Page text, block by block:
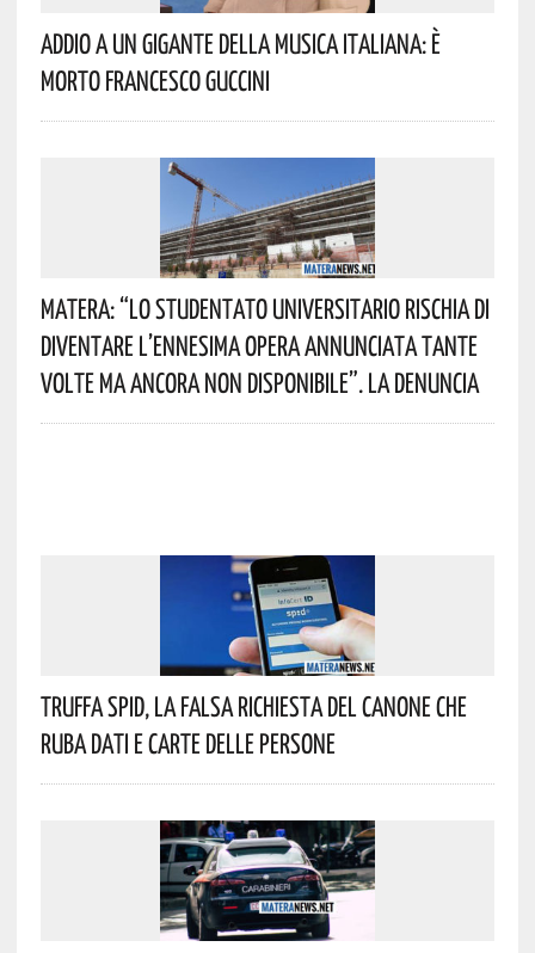
Addio A Un Gigante Della Musica Italiana: È
Morto Francesco Guccini
Matera: “Lo Studentato Universitario Rischia Di
Diventare L’ennesima Opera Annunciata Tante
Volte Ma Ancora Non Disponibile”. La Denuncia
Truffa Spid, La Falsa Richiesta Del Canone Che
Ruba Dati E Carte Delle Persone